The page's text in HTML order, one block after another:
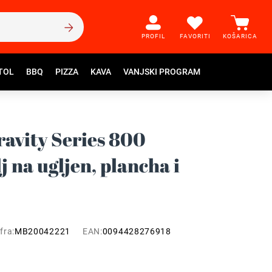
PROFIL FAVORITI KOŠARICA
BBQ PIZZA KAVA VANJSKI PROGRAM
Series 800
ugljen, plancha i
MB20042221 EAN:0094428276918